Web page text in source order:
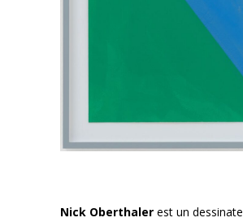
Nick Oberthaler est un